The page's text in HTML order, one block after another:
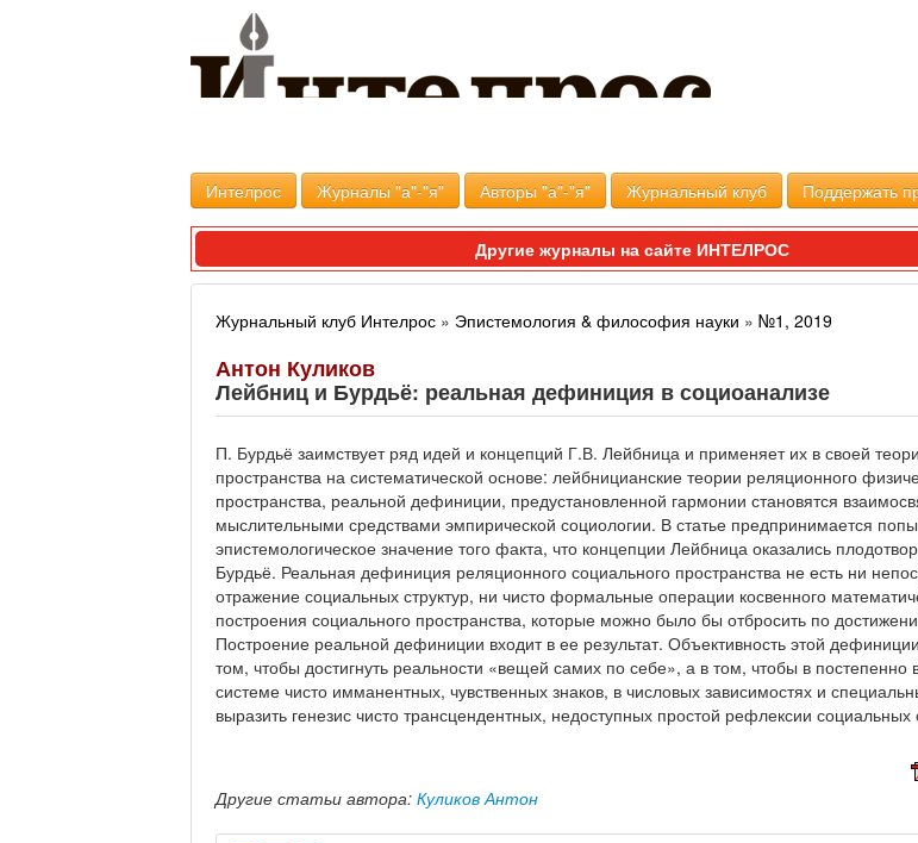
Интелрос Журналы "а"-"я" Авторы "а"-"я" Журнальный клуб Поддержать
Другие журналы на сайте ИНТЕЛРОС
Журнальный клуб Интелрос » Эпистемология & философия науки » №1, 2019
Антон Куликов
Лейбниц и Бурдьё: реальная дефиниция в социоанализе
П. Бурдьё заимствует ряд идей и концепций Г.В. Лейбница и применяет их в своей
пространства на систематической основе: лейбницианские теории реляционного
пространства, реальной дефиниции, предустановленной гармонии становятся
мыслительными средствами эмпирической социологии. В статье предпринимается
эпистемологическое значение того факта, что концепции Лейбница оказались
Бурдьё. Реальная дефиниция реляционного социального пространства не есть ни
отражение социальных структур, ни чисто формальные операции косвенного
построения социального пространства, которые можно было бы отбросить по
Построение реальной дефиниции входит в ее результат. Объективность этой
том, чтобы достигнуть реальности «вещей самих по себе», а в том, чтобы в постепенно
системе чисто имманентных, чувственных знаков, в числовых зависимостях и
выразить генезис чисто трансцендентных, недоступных простой рефлексии
Другие статьи автора: Куликов Антон